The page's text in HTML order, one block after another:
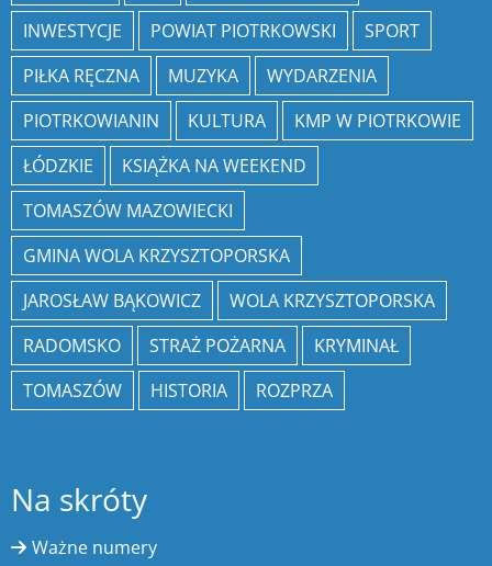
INWESTYCJE
POWIAT PIOTRKOWSKI
SPORT
PIŁKA RĘCZNA
MUZYKA
WYDARZENIA
PIOTRKOWIANIN
KULTURA
KMP W PIOTRKOWIE
ŁÓDZKIE
KSIĄŻKA NA WEEKEND
TOMASZÓW MAZOWIECKI
GMINA WOLA KRZYSZTOPORSKA
JAROSŁAW BĄKOWICZ
WOLA KRZYSZTOPORSKA
RADOMSKO
STRAŻ POŻARNA
KRYMINAŁ
TOMASZÓW
HISTORIA ROZPRZA
Na skróty
Ważne numery